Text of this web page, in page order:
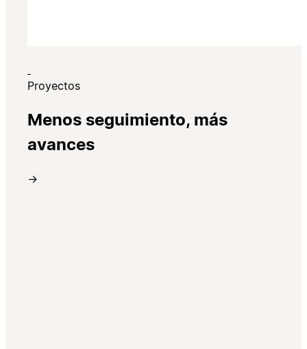
Proyectos
Menos seguimiento, más
avances
→